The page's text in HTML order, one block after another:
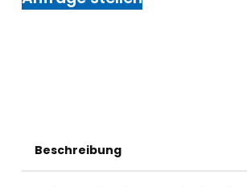
Beschreibung